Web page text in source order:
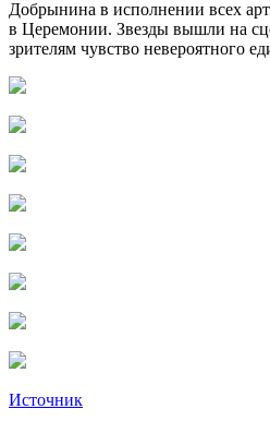
Добрынина в исполнении всех
в Церемонии. Звезды вышли на
зрителям чувство невероятного
Источник